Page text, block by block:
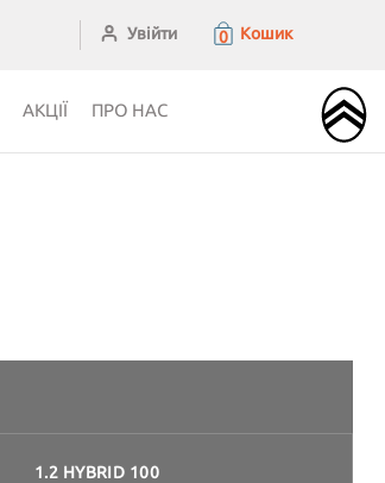
Увійти 0 Кошик
АКЦІЇ ПРО НАС
1.2 HYBRID 100